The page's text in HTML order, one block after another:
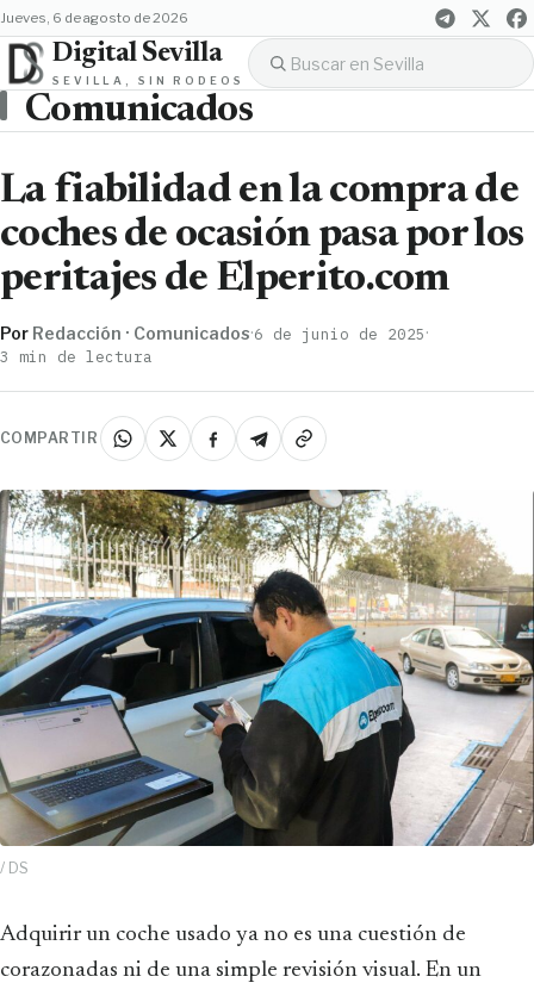
jueves, 6 de agosto de 2026
Digital Sevilla
SEVILLA, SIN RODEOS
Comunicados
La fiabilidad en la compra de
coches de ocasión pasa por los
peritajes de Elperito.com
Por Redacción · Comunicados·6 de junio de 2025·
3 min de lectura
COMPARTIR
/ DS
Adquirir un coche usado ya no es una cuestión de
corazonadas ni de una simple revisión visual. En un